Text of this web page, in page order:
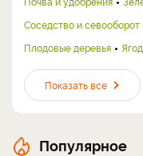
Соседство и севооборот
Плодовые деревья
Показать все
Популярное